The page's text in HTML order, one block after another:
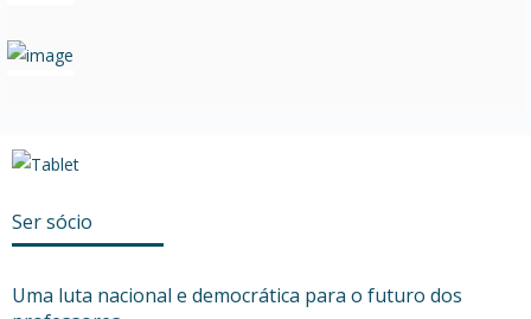
Ser sócio
Uma luta nacional e democrática para o futuro dos